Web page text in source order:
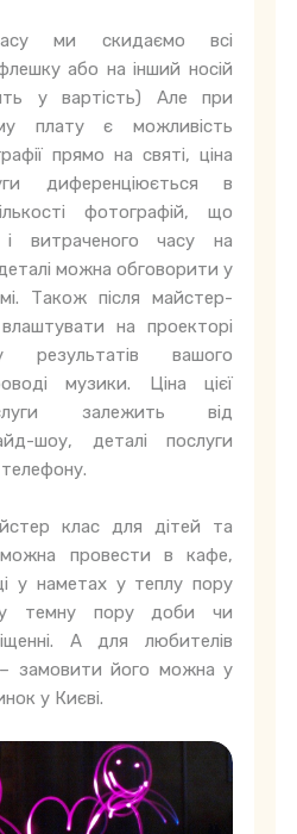
ми скидаємо всі
або на інший носій
у вартість) Але при
плату є можливість
прямо на святі, ціна
диференціюється в
фотографій, що
і витраченого часу на
можна обговорити у
Також після майстер-
на проекторі
результатів вашого
музики. Ціна цієї
залежить від
шоу, деталі послуги
клас для дітей та
провести в кафе,
у наметах у теплу пору
темну пору доби чи
А для любителів
замовити його можна у
у Києві.